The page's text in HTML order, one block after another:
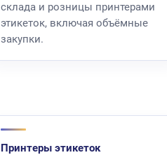
склада и розницы принтерами
этикеток, включая объёмные
закупки.
Принтеры этикеток